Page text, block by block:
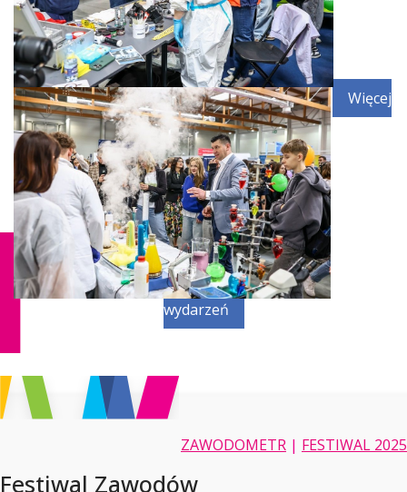
Więcej
wydarzeń
ZAWODOMETR | FESTIWAL 2025
Festiwal Zawodów